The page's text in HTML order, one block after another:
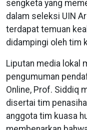
sengketa yang
dalam seleksi UIN
terdapat temuan
didampingi oleh tim
Liputan media lokal
pengumuman
Online, Prof. Siddiq
disertai tim
anggota tim kuasa